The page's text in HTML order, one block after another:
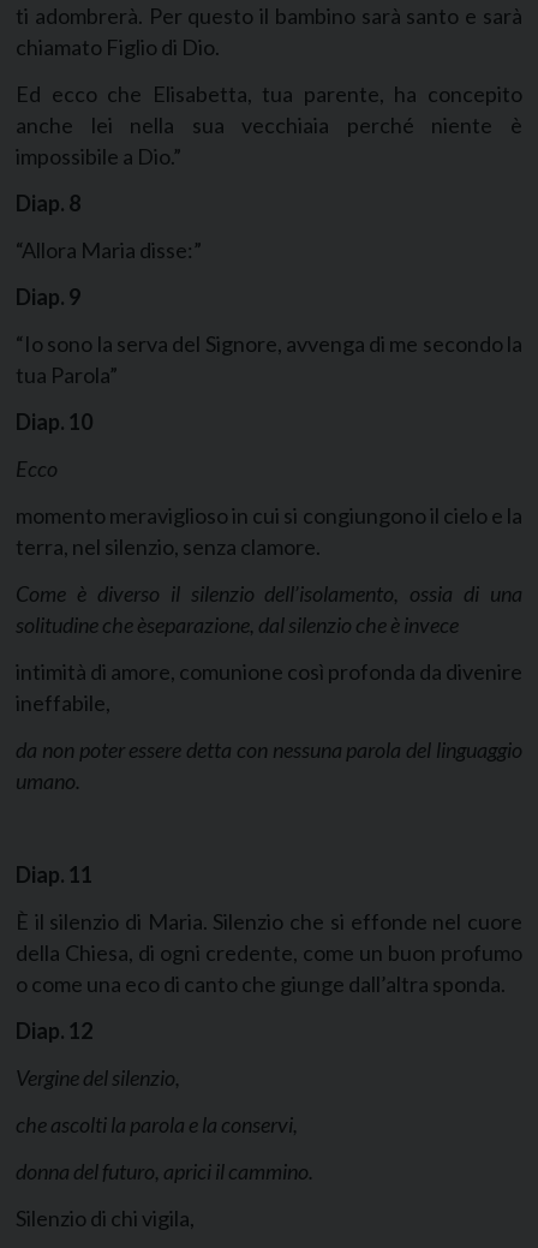
ti adombrerà. Per questo il bambino sarà santo e sarà
chiamato Figlio di Dio.
Ed ecco che Elisabetta, tua parente, ha concepito
anche lei nella sua vecchiaia perché niente è
impossibile a Dio.”
Diap. 8
“Allora Maria disse:”
Diap. 9
“Io sono la serva del Signore, avvenga di me secondo la
tua Parola”
Diap. 10
Ecco
momento meraviglioso in cui si congiungono il cielo e la
terra, nel silenzio, senza clamore.
Come è diverso il silenzio dell’isolamento, ossia di una
solitudine che èseparazione, dalsilenzio che è invece
intimità di amore, comunione così profonda da divenire
ineffabile,
da non poter essere detta con nessuna parola del linguaggio
umano.
Diap. 11
È il silenzio di Maria. Silenzio che si effonde nel cuore
della Chiesa, di ogni credente, come un buon profumo
o come una eco di canto che giunge dall’altra sponda.
Diap. 12
Vergine del silenzio,
che ascolti la parola e la conservi,
donna del futuro, aprici il cammino.
Silenzio di chi vigila,